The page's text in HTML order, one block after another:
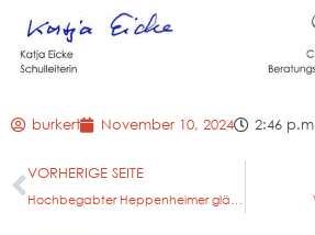
burkert November 10, 2024 2:46
VORHERIGE SEITE
Hochbegabter Heppenheimer glänzt im Finale der Bio-Olympiade